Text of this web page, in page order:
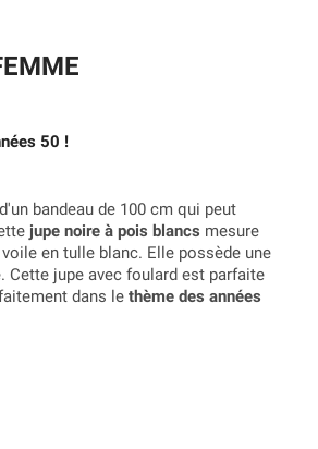
50 !
bandeau de 100 cm qui peut
jupe noire à pois blancs mesure
en tulle blanc. Elle possède une
jupe avec foulard est parfaite
dans le thème des années